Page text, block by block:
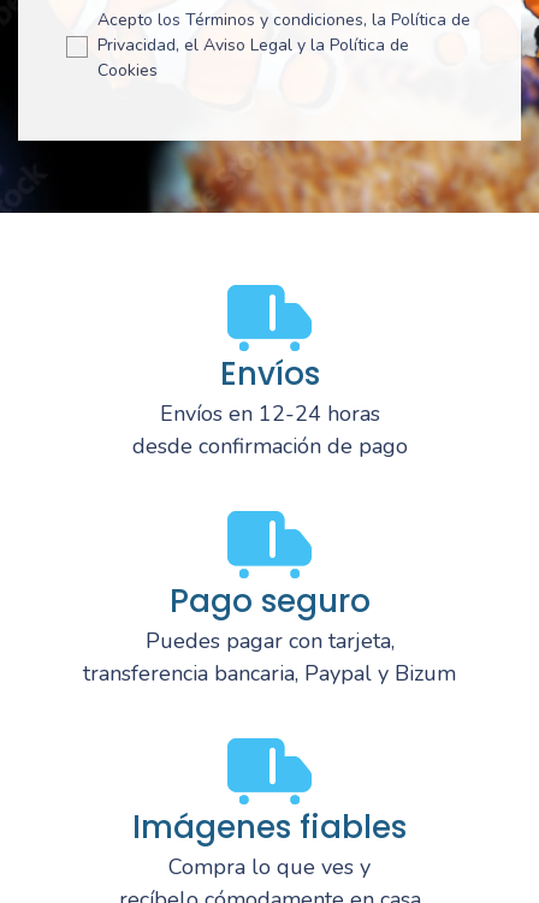
Acepto los Términos y condiciones, la Política de
Privacidad, el Aviso Legal y la Política de
Cookies
Envíos
Envíos en 12-24 horas
desde confirmación de pago
Pago seguro
Puedes pagar con tarjeta,
transferencia bancaria, Paypal y Bizum
Imágenes fiables
Compra lo que ves y